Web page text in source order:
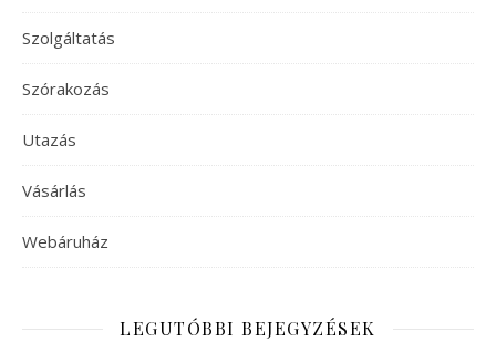
Szolgáltatás
Szórakozás
Utazás
Vásárlás
Webáruház
LEGUTÓBBI BEJEGYZÉSEK